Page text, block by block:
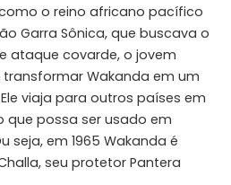
o reino africano pacífico
Garra Sônica, que buscava o
ataque covarde, o jovem
transformar Wakanda em um
viaja para outros países em
possa ser usado em
seja, em 1965 Wakanda é
seu protetor Pantera